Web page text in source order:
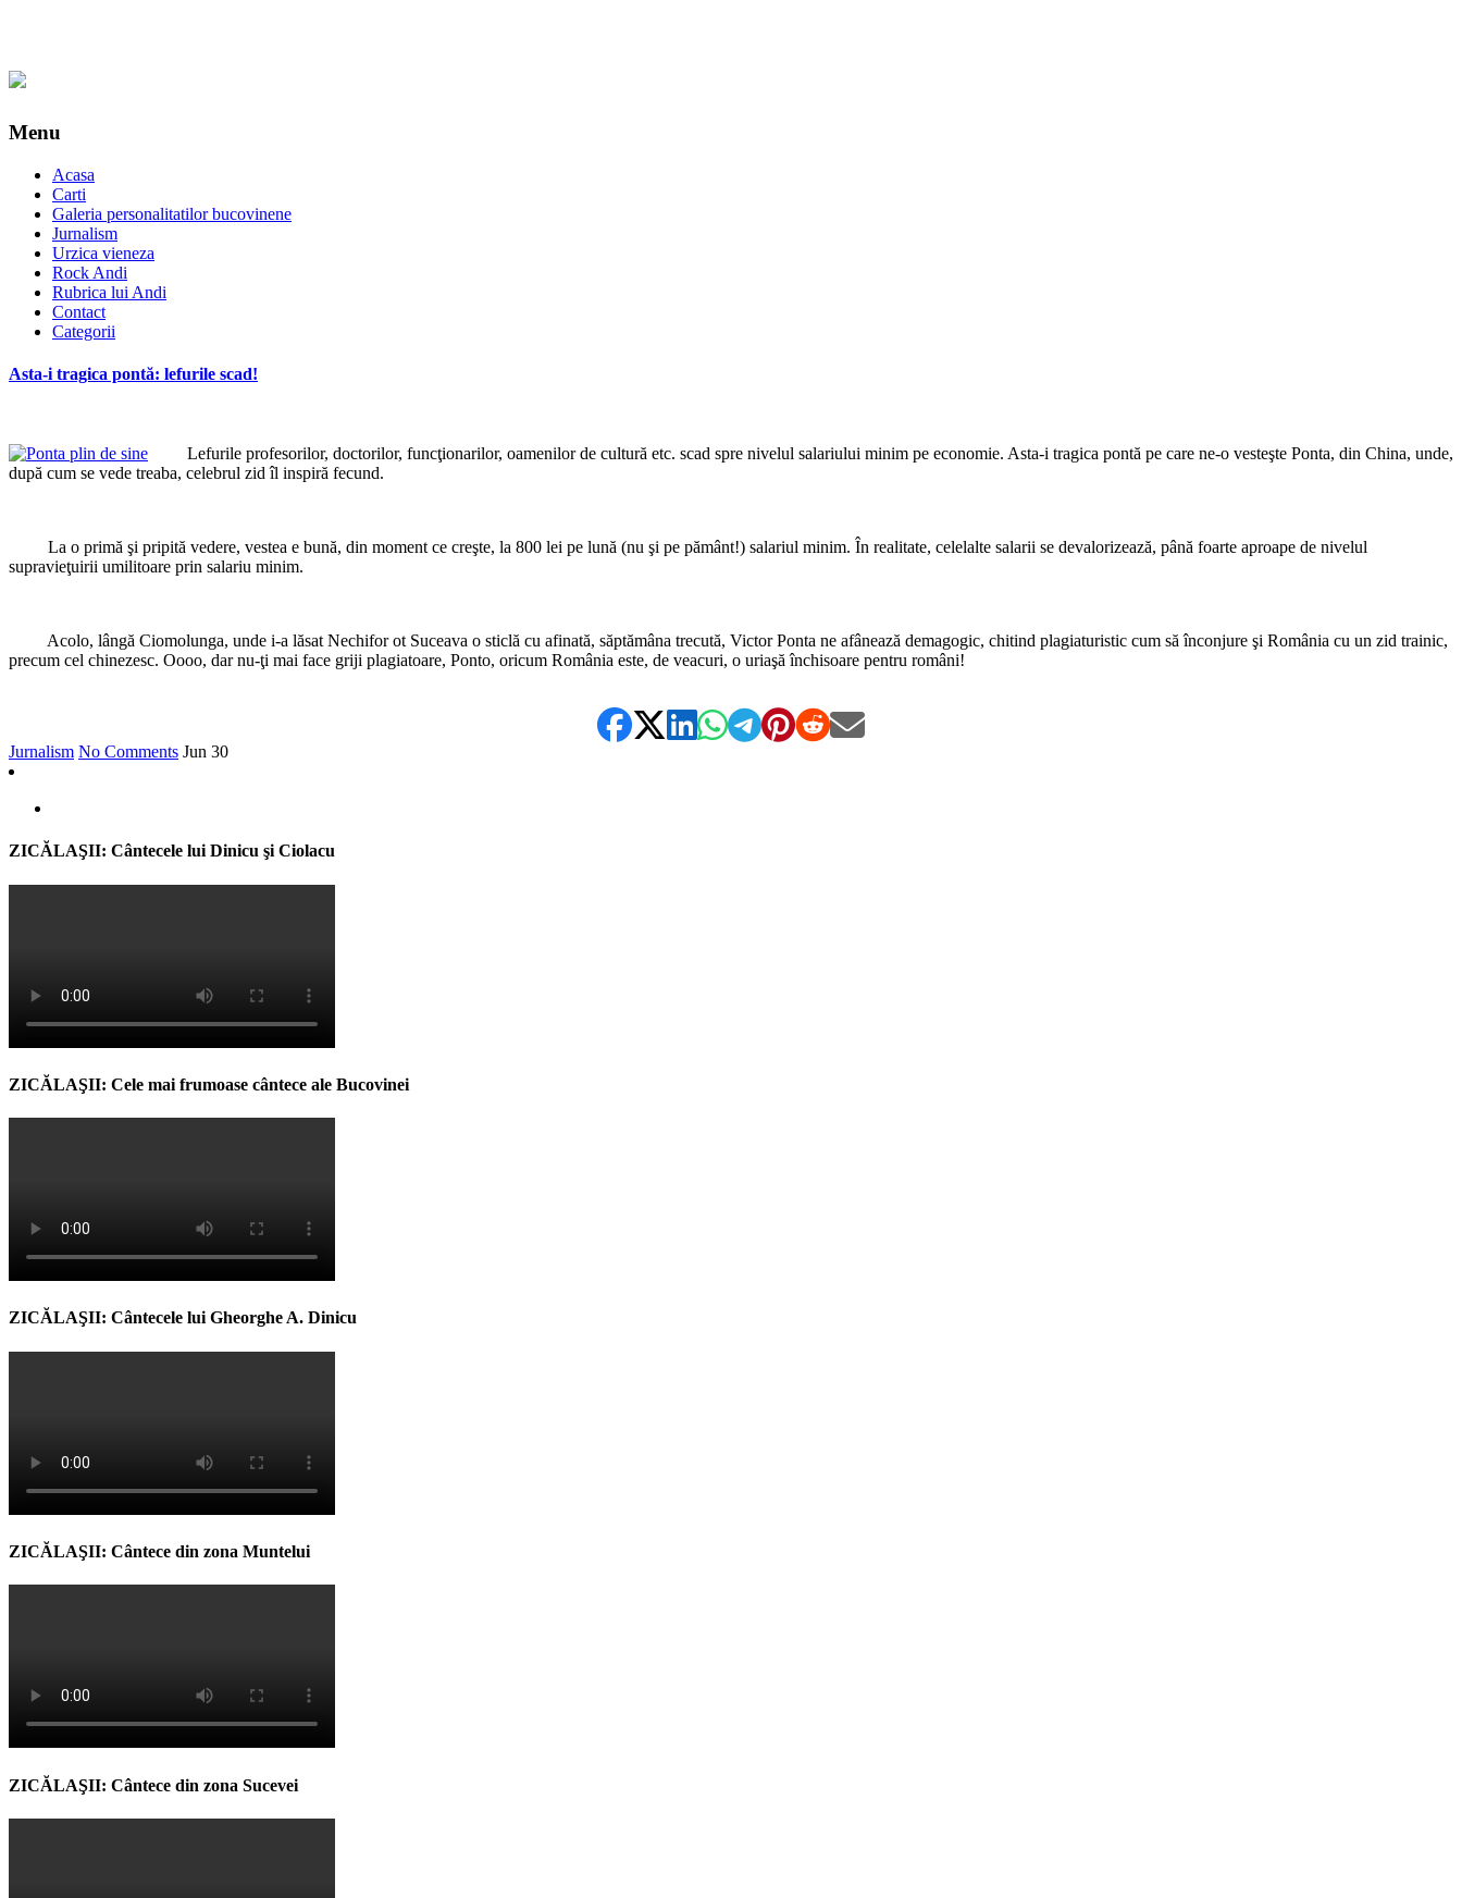
Menu
Acasa
Carti
Galeria personalitatilor bucovinene
Jurnalism
Urzica vieneza
Rock Andi
Rubrica lui Andi
Contact
Categorii
Asta-i tragica pontă: lefurile scad!
Lefurile profesorilor, doctorilor, funcţionarilor, oamenilor de cultură etc. scad spre nivelul salariului minim pe economie. Asta-i tragica pontă pe care ne-o vesteşte Ponta, din China, unde,
după cum se vede treaba, celebrul zid îl inspiră fecund.
La o primă şi pripită vedere, vestea e bună, din moment ce creşte, la 800 lei pe lună (nu şi pe pământ!) salariul minim. În realitate, celelalte salarii se devalorizează, până foarte aproape de nivelul
supravieţuirii umilitoare prin salariu minim.
Acolo, lângă Ciomolunga, unde i-a lăsat Nechifor ot Suceava o sticlă cu afinată, săptămâna trecută, Victor Ponta ne afânează demagogic, chitind plagiaturistic cum să înconjure şi România cu un zid trainic,
precum cel chinezesc. Oooo, dar nu-ţi mai face griji plagiatoare, Ponto, oricum România este, de veacuri, o uriaşă închisoare pentru români!
Jurnalism No Comments Jun 30
ZICĂLAŞII: Cântecele lui Dinicu şi Ciolacu
ZICĂLAŞII: Cele mai frumoase cântece ale Bucovinei
ZICĂLAŞII: Cântecele lui Gheorghe A. Dinicu
ZICĂLAŞII: Cântece din zona Muntelui
ZICĂLAŞII: Cântece din zona Sucevei